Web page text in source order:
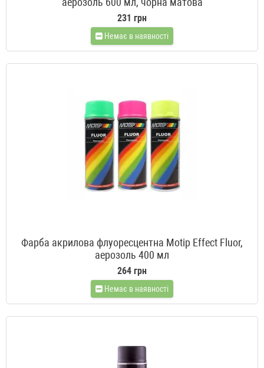
231 грн
Немає в наявності
Фарба акрилова флуоресцентна Motip Effect Fluor,
аерозоль 400 мл
264 грн
Немає в наявності